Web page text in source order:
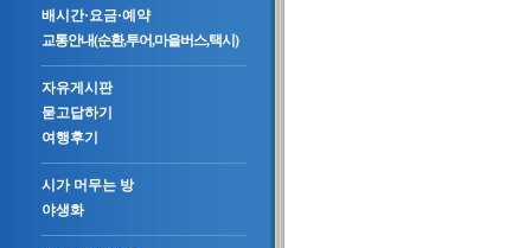
배시간·요금·예약
교통안내(순환,투어,마을버스,택시)
자유게시판
묻고답하기
여행후기
시가 머무는 방
야생화